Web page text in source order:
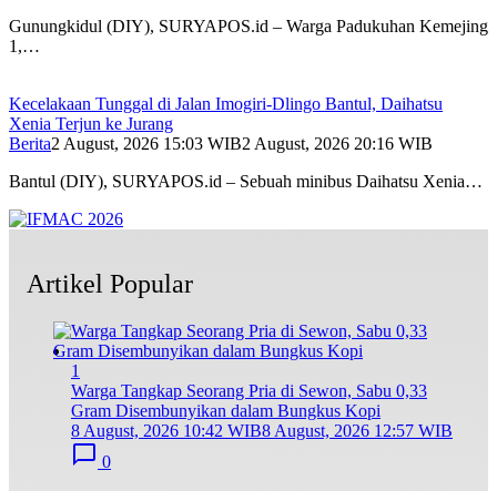
Gunungkidul (DIY), SURYAPOS.id – Warga Padukuhan Kemejing
1,…
Kecelakaan Tunggal di Jalan Imogiri-Dlingo Bantul, Daihatsu
Xenia Terjun ke Jurang
Berita2 August, 2026 15:03 WIB2 August, 2026 20:16 WIB
Bantul (DIY), SURYAPOS.id – Sebuah minibus Daihatsu Xenia…
Artikel Popular
1
Warga Tangkap Seorang Pria di Sewon, Sabu 0,33
Gram Disembunyikan dalam Bungkus Kopi
8 August, 2026 10:42 WIB8 August, 2026 12:57 WIB
0